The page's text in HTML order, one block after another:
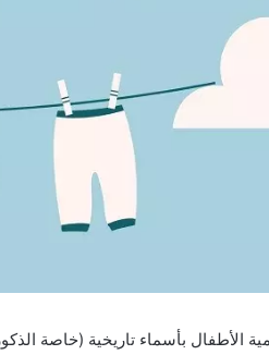
الأطفال بأسماء تاريخية (خاصة